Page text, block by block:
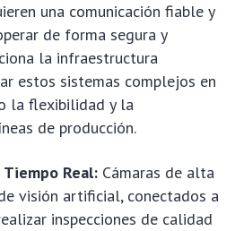
una comunicación fiable y
de forma segura y
la infraestructura
estos sistemas complejos en
la flexibilidad y la
de producción.
Real: Cámaras de alta
visión artificial, conectados a
inspecciones de calidad